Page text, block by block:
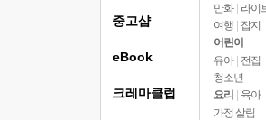
만화 | 라이
여행
잡지
어린이
유아 | 전집
청소년
요리
육아
가정 살림
중고샵
eBook
크레마클럽